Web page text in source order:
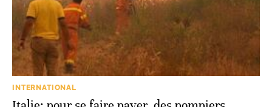
INTERNATIONAL